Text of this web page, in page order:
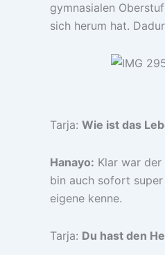
gymnasialen
sich herum hat.
Tarja: Wie ist das
Hanayo: Klar war
bin auch sofort
eigene kenne.
Tarja: Du hast den